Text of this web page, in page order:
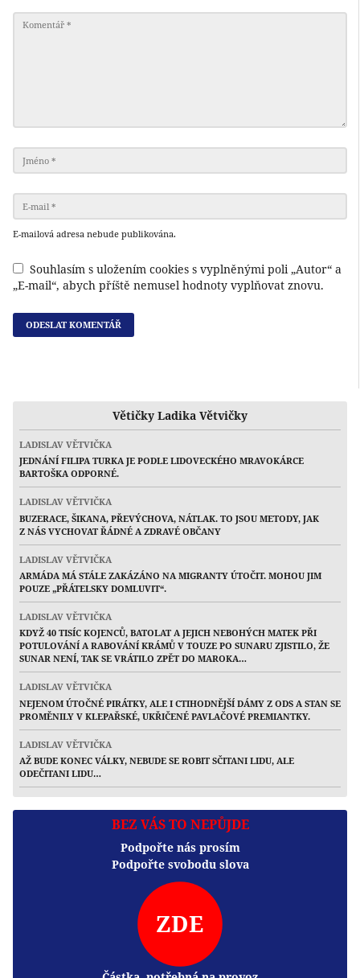
E-mailová adresa nebude publikována.
Souhlasím s uložením cookies s vyplněnými poli „Autor“ a
„E-mail“, abych příště nemusel hodnoty vyplňovat znovu.
Větičky Ladika Větvičky
LADISLAV VĚTVIČKA
JEDNÁNÍ FILIPA TURKA JE PODLE LIDOVECKÉHO MRAVOKÁRCE
BARTOŠKA ODPORNÉ.
LADISLAV VĚTVIČKA
BUZERACE, ŠIKANA, PŘEVÝCHOVA, NÁTLAK. TO JSOU METODY, JAK
Z NÁS VYCHOVAT ŘÁDNÉ A ZDRAVÉ OBČANY
LADISLAV VĚTVIČKA
ARMÁDA MÁ STÁLE ZAKÁZÁNO NA MIGRANTY ÚTOČIT. MOHOU JIM
POUZE „PŘÁTELSKY DOMLUVIT“.
LADISLAV VĚTVIČKA
KDYŽ 40 TISÍC KOJENCŮ, BATOLAT A JEJICH NEBOHÝCH MATEK PŘI
POTULOVÁNÍ A RABOVÁNÍ KRÁMŮ V TOUZE PO SUNARU ZJISTILO, ŽE
SUNAR NENÍ, TAK SE VRÁTILO ZPĚT DO MAROKA…
LADISLAV VĚTVIČKA
NEJENOM ÚTOČNÉ PIRÁTKY, ALE I CTIHODNĚJŠÍ DÁMY Z ODS A STAN SE
PROMĚNILY V KLEPAŘSKÉ, UKŘIČENÉ PAVLAČOVÉ PREMIANTKY.
LADISLAV VĚTVIČKA
AŽ BUDE KONEC VÁLKY, NEBUDE SE ROBIT SČITANI LIDU, ALE
ODEČITANI LIDU…
BEZ VÁS TO NEPŮJDE
Podpořte nás prosím
Podpořte svobodu slova
ZDE